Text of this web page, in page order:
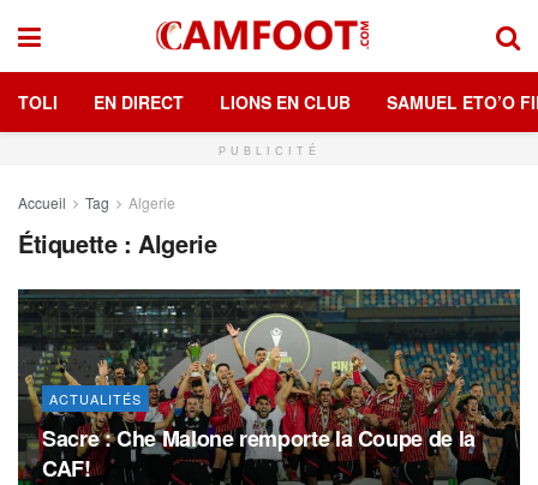
TOLI EN DIRECT LIONS EN CLUB SAMUEL ETO’O
PUBLICITÉ
Accueil Tag Algerie
Étiquette :Algerie
ACTUALITÉS
Sacre : Che Malone remporte la Coupe de la
CAF!